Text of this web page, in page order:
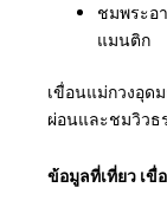
ชมพระอ
แมนติก
เขื่อนแม่กวงอุด
ผ่อนและชมวิวธ
ข้อมูลที่เที่ยว เขื่